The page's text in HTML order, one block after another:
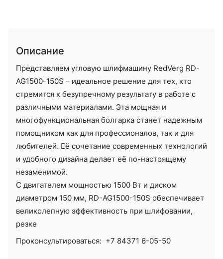
Описание
Представляем угловую шлифмашину RedVerg RD-
AG1500-150S – идеальное решение для тех, кто
стремится к безупречному результату в работе с
различными материалами. Эта мощная и
многофункциональная болгарка станет надежным
помощником как для профессионалов, так и для
любителей. Её сочетание современных технологий
и удобного дизайна делает её по-настоящему
незаменимой.
С двигателем мощностью 1500 Вт и диском
диаметром 150 мм, RD-AG1500-150S обеспечивает
великолепную эффективность при шлифовании,
резке
Проконсультироваться: +7 84371 6-05-50